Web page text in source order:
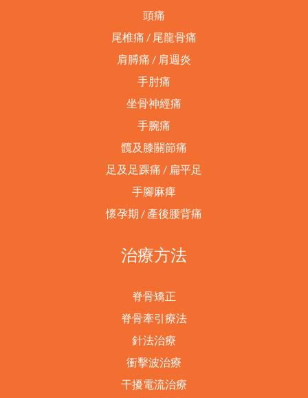
頭痛
尾椎痛 / 尾龍骨痛
肩膊痛 / 肩週炎
手肘痛
坐骨神經痛
手腕痛
髖及膝關節痛
足及足踝痛 / 扁平足
手腳麻痺
懷孕期 / 產後腰背痛
治療方法
脊骨矯正
脊骨牽引療法
針法治療
衝擊波治療
干擾電流治療